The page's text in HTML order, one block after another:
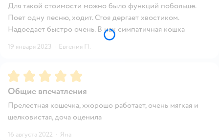
Для такой стоимости можно было функций побольше.
Поет одну песню, ходит. Стоя дергает хвостиком.
Надоедает быстро очень. В иак симпатичная кошка
19 января 2023 · Евгения П.
Рейтинг:5
Общие впечатления
Прелестная кошечка, ххорошо работает, очень мягкая и
шелковистая, доча оценила
16 августа 2022 · Яна